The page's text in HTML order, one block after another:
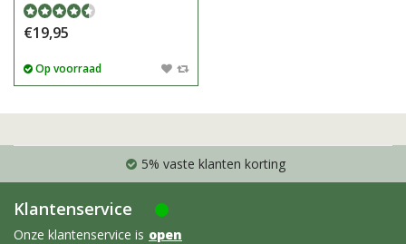
€19,95
Op voorraad
5% vaste klanten korting
Klantenservice
Onze klantenservice is open